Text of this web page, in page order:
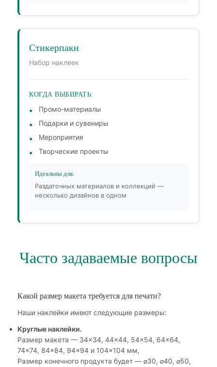
Стикерпаки
Набор наклеек
КОГДА ВЫБИРАТЬ:
Промо-материалы
Подарки и сувениры
Мероприятия
Творческие проекты
Идеальны для:
Раздаточных материалов и коллекций —
несколько дизайнов в одном
Часто задаваемые вопросы
Какой размер макета требуется для печати?
Наши наклейки имеют следующие размеры:
Круглые наклейки.
Размер макета — 34×34, 44×44, 54×54, 64×64,
74×74, 84×84, 94×94 и 104×104 мм,
Размер конечного продукта будет — ⌀30, ⌀40, ⌀50,